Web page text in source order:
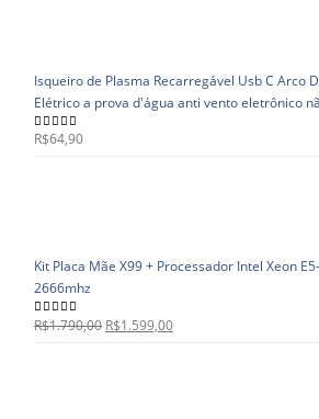
Isqueiro de Plasma Recarregável Usb C Arco
Elétrico a prova d'água anti vento eletrônico
5.00out of 5
R$64,90
Kit Placa Mãe X99 + Processador Intel Xeon
2666mhz
5.00out of 5
R$1.790,00 R$1.599,00